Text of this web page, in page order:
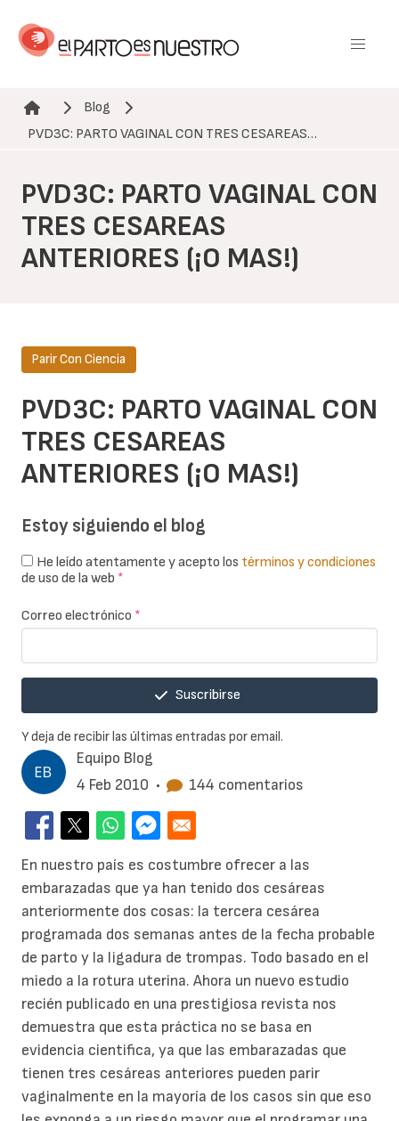
contenido
Ruta de navegación
Blog
PVD3C: PARTO VAGINAL CON TRES CESAREAS…
PVD3C: PARTO VAGINAL CON
TRES CESAREAS
ANTERIORES (¡O MAS!)
Equipo Blog
4 Feb 2010 • 144 comentarios
PVD3C: PARTO VAGINAL CON
TRES CESAREAS
ANTERIORES (¡O MAS!)
Parir Con Ciencia
En nuestro país es costumbre ofrecer a las
embarazadas que ya han tenido dos cesáreas
anteriormente dos cosas: la tercera cesárea
programada dos semanas antes de la fecha probable
de parto y la ligadura de trompas. Todo basado en el
miedo a la rotura uterina. Ahora un nuevo estudio
recién publicado en una prestigiosa revista nos
demuestra que esta práctica no se basa en
evidencia cientifica, ya que las embarazadas que
tienen tres cesáreas anteriores pueden parir
vaginalmente en la mayoría de los casos sin que eso
Estoy siguiendo el blog
He leído atentamente y acepto los términos y condiciones
de uso de la web *
Correo electrónico *
Suscribirse
Y deja de recibir las últimas entradas por email.